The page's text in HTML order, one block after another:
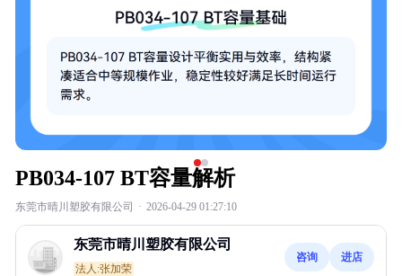
PB034-107 BT容量解析
东莞市晴川塑胶有限公司 · 2026-04-29 01:27:10
东莞市晴川塑胶有限公司
法人:张加荣
咨询 进店